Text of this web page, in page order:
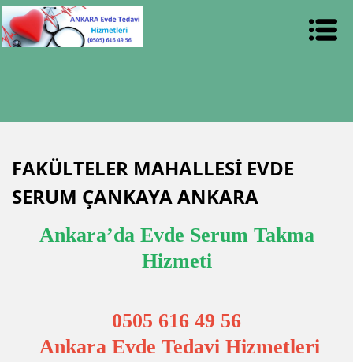
FAKÜLTELER MAHALLESİ EVDE
SERUM ÇANKAYA ANKARA
Ankara’da Evde Serum Takma
Hizmeti
0505 616 49 56
Ankara Evde Tedavi Hizmetleri